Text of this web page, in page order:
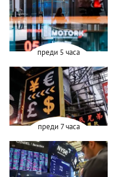
преди 5 часа
преди 7 часа